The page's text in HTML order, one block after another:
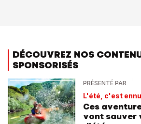
DÉCOUVREZ NOS
SPONSORISÉS
PRÉSENTÉ PAR
L'été, c'est
Ces
vont sauver